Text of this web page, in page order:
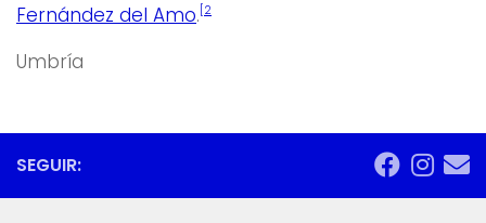
Fernández del Amo. [2
Umbría
SEGUIR: